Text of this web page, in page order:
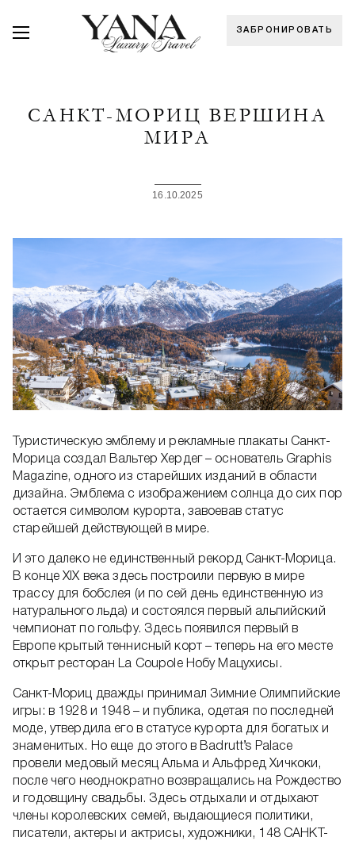
ЗАБРОНИРОВАТЬ
САНКТ-МОРИЦ ВЕРШИНА
МИРА
16.10.2025
Туристическую эмблему и рекламные плакаты Санкт-
Морица создал Вальтер Хердег – основатель Graphis
Magazine, одного из старейших изданий в области
дизайна. Эмблема с изображением солнца до сих пор
остается символом курорта, завоевав статус
старейшей действующей в мире.
И это далеко не единственный рекорд Санкт-Морица.
В конце XIX века здесь построили первую в мире
трассу для бобслея (и по сей день единственную из
натурального льда) и состоялся первый альпийский
чемпионат по гольфу. Здесь появился первый в
Европе крытый теннисный корт – теперь на его месте
открыт ресторан La Coupole Нобу Мацухисы.
Санкт-Мориц дважды принимал Зимние Олимпийские
игры: в 1928 и 1948 – и публика, одетая по последней
моде, утвердила его в статусе курорта для богатых и
знаменитых. Но еще до этого в Badrutt’s Palace
провели медовый месяц Альма и Альфред Хичкоки,
после чего неоднократно возвращались на Рождество
и годовщину свадьбы. Здесь отдыхали и отдыхают
члены королевских семей, выдающиеся политики,
писатели, актеры и актрисы, художники, 148 САНКТ-